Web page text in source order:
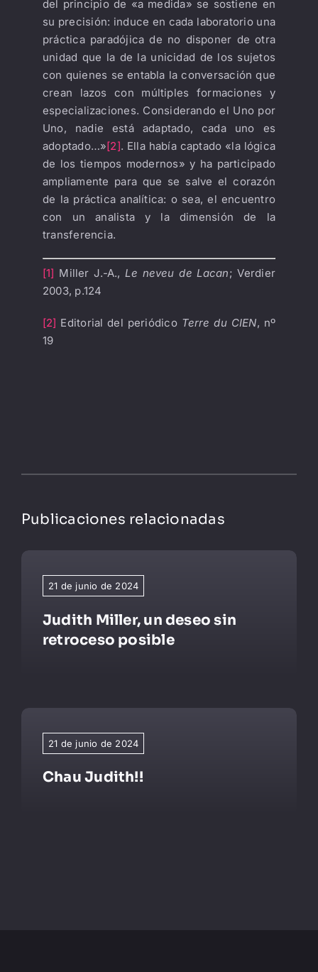
del principio de «a medida» se sostiene en
su precisión: induce en cada laboratorio una
práctica paradójica de no disponer de otra
unidad que la de la unicidad de los sujetos
con quienes se entabla la conversación que
crean lazos con múltiples formaciones y
especializaciones. Considerando el Uno por
Uno, nadie está adaptado, cada uno es
adoptado…»[2]. Ella había captado «la lógica
de los tiempos modernos» y ha participado
ampliamente para que se salve el corazón
de la práctica analítica: o sea, el encuentro
con un analista y la dimensión de la
transferencia.
[1] Miller J.-A.,Le neveu de Lacan; Verdier
2003, p.124
[2] Editorial del periódico Terre du CIEN, nº
19
Publicaciones relacionadas
21 de junio de 2024
Judith Miller, un deseo sin
retroceso posible
21 de junio de 2024
Chau Judith!!